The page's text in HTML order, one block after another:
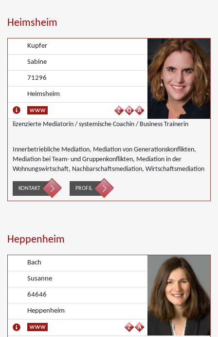
Heimsheim
Kupfer
Sabine
71296
Heimsheim
lizenzierte Mediatorin / systemische Coachin / Business Trainerin
Innerbetriebliche Mediation, Mediation von Generationskonflikten,
Mediation bei Team- und Gruppenkonflikten, Mediation in der
Wohnungswirtschaft, Nachbarschaftsmediation, Wirtschaftsmediation
KONTAKT PROFIL
Heppenheim
Bach
Susanne
64646
Heppenheim